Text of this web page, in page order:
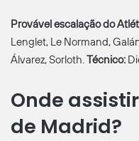
Provável escalação do
Lenglet, Le Normand,
Álvarez, Sorloth.Técnico:
Onde
de Madrid?